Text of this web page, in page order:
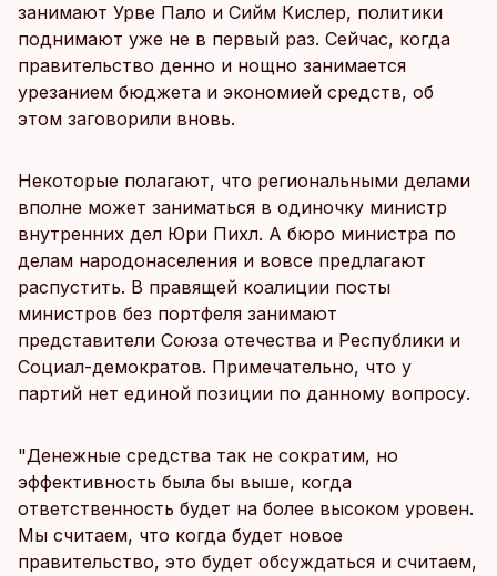
занимают Урве Пало и Сийм Кислер, политики
поднимают уже не в первый раз. Сейчас, когда
правительство денно и нощно занимается
урезанием бюджета и экономией средств, об
этом заговорили вновь.
Некоторые полагают, что региональными делами
вполне может заниматься в одиночку министр
внутренних дел Юри Пихл. А бюро министра по
делам народонаселения и вовсе предлагают
распустить. В правящей коалиции посты
министров без портфеля занимают
представители Союза отечества и Республики и
Социал-демократов. Примечательно, что у
партий нет единой позиции по данному вопросу.
"Денежные средства так не сократим, но
эффективность была бы выше, когда
ответственность будет на более высоком уровен.
Мы считаем, что когда будет новое
правительство, это будет обсуждаться и считаем,